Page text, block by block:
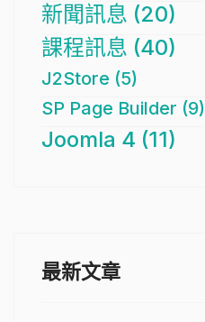
新聞訊息 (20)
課程訊息 (40)
J2Store (5)
SP Page Builder (9)
Joomla 4 (11)
最新文章